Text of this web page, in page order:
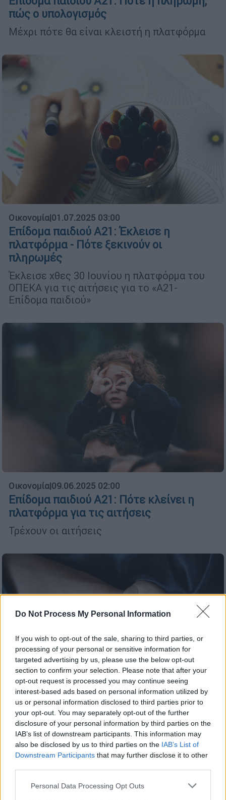
Do Not Process My Personal Information
If you wish to opt-out of the sale, sharing to third parties, or
processing of your personal or sensitive information for
targeted advertising by us, please use the below opt-out
section to confirm your selection. Please note that after your
opt-out request is processed you may continue seeing
interest-based ads based on personal information utilized by
us or personal information disclosed to third parties prior to
your opt-out. You may separately opt-out of the further
disclosure of your personal information by third parties on the
IAB’s list of downstream participants. This information may
also be disclosed by us to third parties on the IAB’s List of
Downstream Participants that may further disclose it to other
Please note that this website/app uses one or more Google
Personal Data Processing Opt Outs
πώς ο υπολογισμός
Μέχρι πότε θα είναι κλειστή η πλατφόρμα
Οικονομία|01.07.2025 03:00
Επίδομα παιδιού Α21: Έκλεισε η
πλατφόρμα - Πότε ξεκινούν οι
πληρωμές
Έκλεισε χθες 30 Ιουνίου η πλατφόρμα του
ΟΠΕΚΑ για τις αιτήσεις για το «Α21-
Επίδομα παιδιού»
Οικονομία|09.06.2025 02:00
Επίδομα παιδιού Α21: Πότε κλείνει η
πλατφόρμα για τις αιτήσεις
Τρέχουν οι αιτήσεις
Οικονομία|08.06.2025 02:00
Επίδομα παιδιού Α21: Πότε κλείνει η
πλατφόρμα για τις αιτήσεις
Τρέχουν οι αιτήσεις